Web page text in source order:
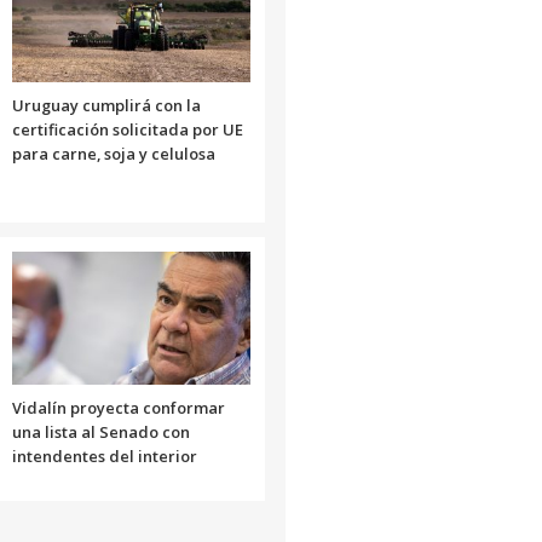
Uruguay cumplirá con la
certificación solicitada por UE
para carne, soja y celulosa
Vidalín proyecta conformar
una lista al Senado con
intendentes del interior